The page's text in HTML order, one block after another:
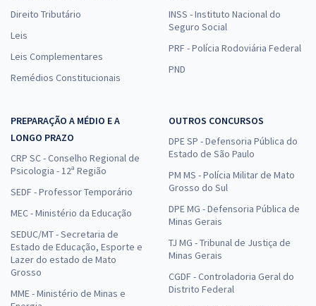
Direito Tributário
Leis
Leis Complementares
Remédios Constitucionais
INSS - Instituto Nacional do
Seguro Social
PRF - Polícia Rodoviária Federal
PND
PREPARAÇÃO A MÉDIO E A
LONGO PRAZO
CRP SC - Conselho Regional de
Psicologia - 12ª Região
SEDF - Professor Temporário
MEC - Ministério da Educação
SEDUC/MT - Secretaria de
Estado de Educação, Esporte e
Lazer do estado de Mato
Grosso
MME - Ministério de Minas e
OUTROS CONCURSOS
DPE SP - Defensoria Pública do
Estado de São Paulo
PM MS - Polícia Militar de Mato
Grosso do Sul
DPE MG - Defensoria Pública de
Minas Gerais
TJ MG - Tribunal de Justiça de
Minas Gerais
CGDF - Controladoria Geral do
Distrito Federal